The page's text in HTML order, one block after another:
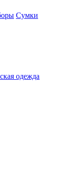
Сумки
одежда